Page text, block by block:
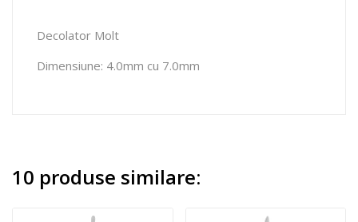
Decolator Molt
Dimensiune: 4.0mm cu 7.0mm
10 produse similare: